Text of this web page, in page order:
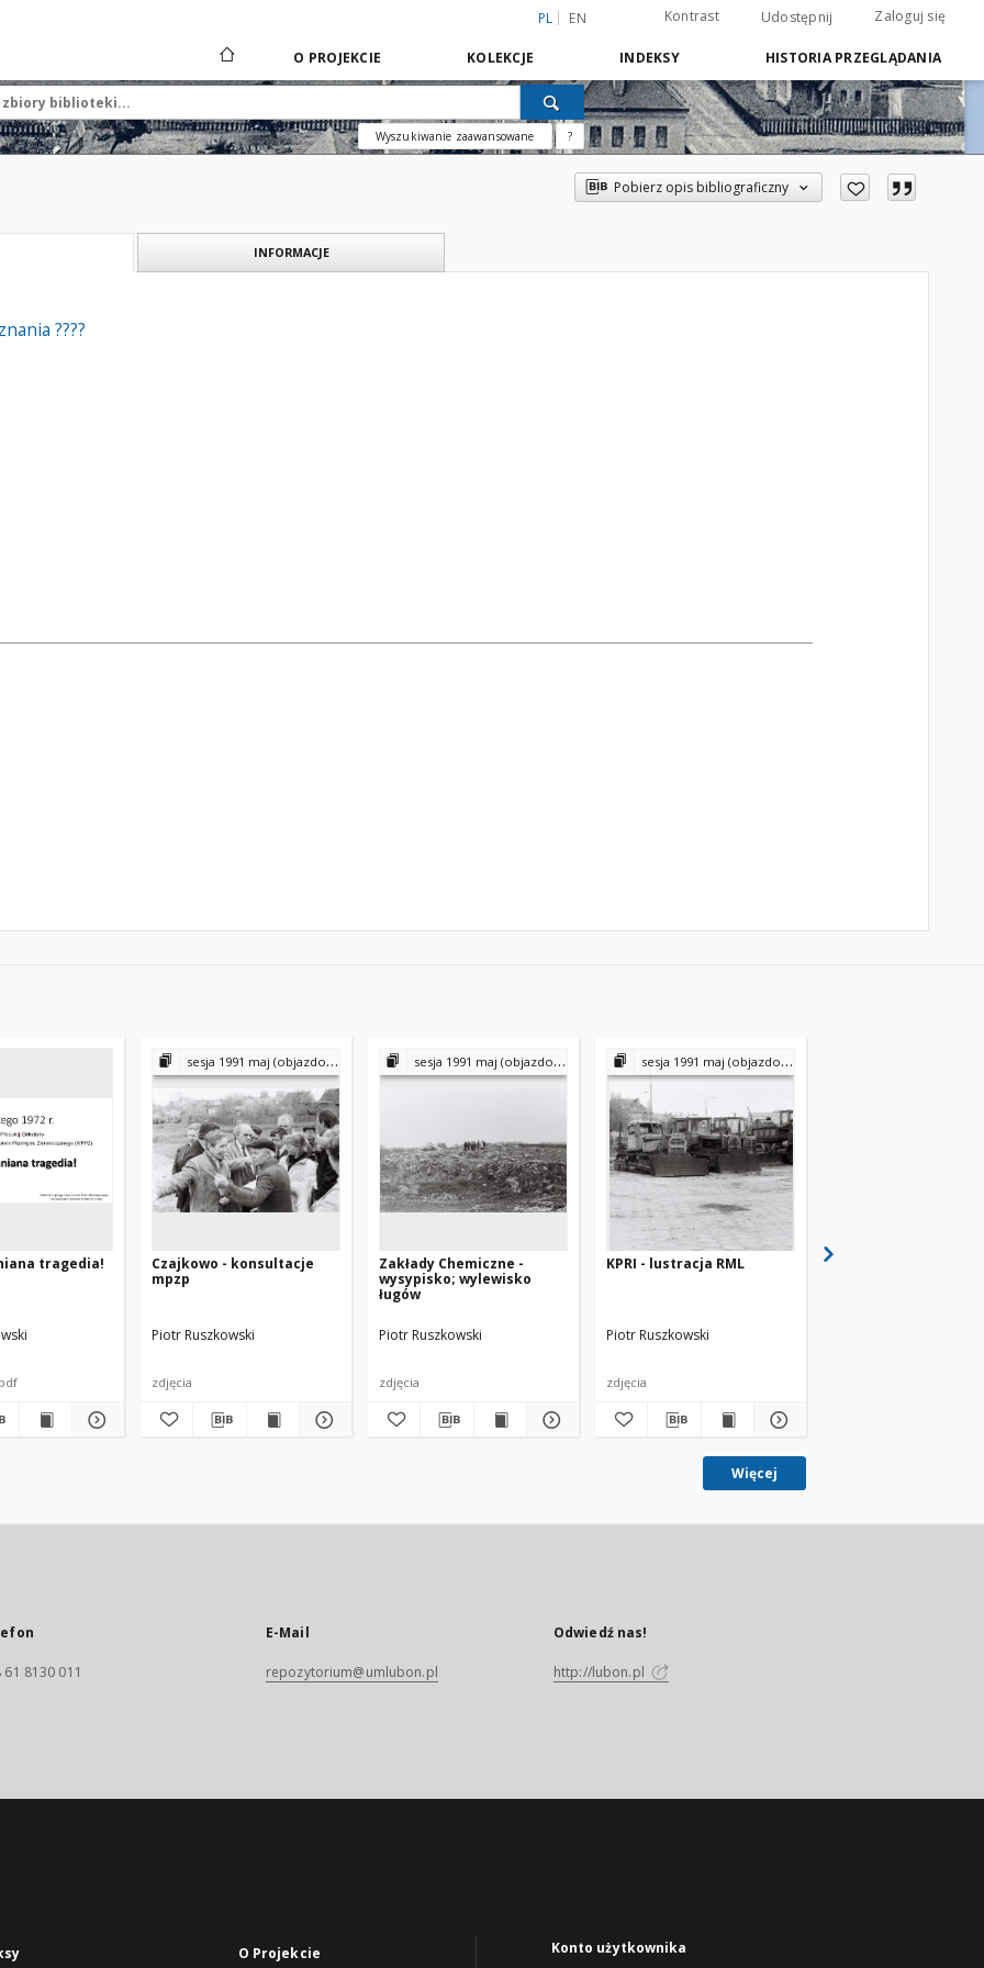
PL EN Kontrast Udostępnij Zaloguj się
O PROJEKCIE KOLEKCJE INDEKSY HISTORIA PRZEGLĄDANIA
Wyszukiwanie zaawansowane ?
Pobierz opis bibliograficzny
INFORMACJE
????
tragedia!
sesja 1991 maj (objazdowa)
Czajkowo - konsultacje
mpzp
Piotr Ruszkowski
zdjęcia
sesja 1991 maj (objazdowa)
Zakłady Chemiczne -
wysypisko; wylewisko
ługów
Piotr Ruszkowski
zdjęcia
sesja 1991 maj (objazdowa)
KPRI - lustracja RML
Piotr Ruszkowski
zdjęcia
Więcej
61 8130 011
E-Mail
repozytorium@umlubon.pl
Odwiedź nas!
http://lubon.pl
O Projekcie Konto użytkownika